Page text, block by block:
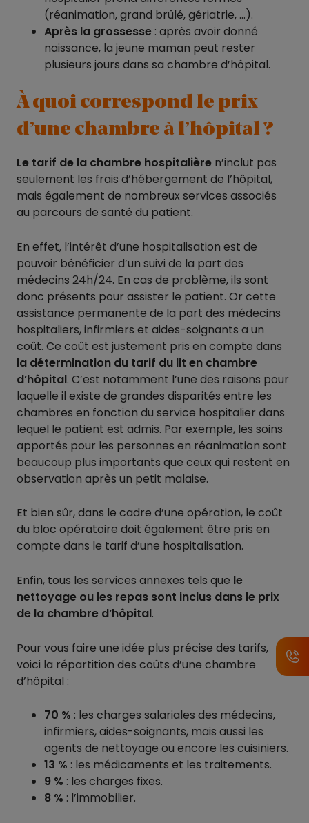
(réanimation, grand brûlé, gériatrie, …).
Après la grossesse : après avoir donné
naissance, la jeune maman peut rester
plusieurs jours dans sa chambre d’hôpital.
À quoi correspond le prix
d’une chambre à l’hôpital ?
Le tarif de la chambre hospitalière n’inclut pas
seulement les frais d’hébergement de l’hôpital,
mais également de nombreux services associés
au parcours de santé du patient.
En effet, l’intérêt d’une hospitalisation est de
pouvoir bénéficier d’un suivi de la part des
médecins 24h/24. En cas de problème, ils sont
donc présents pour assister le patient. Or cette
assistance permanente de la part des médecins
hospitaliers, infirmiers et aides-soignants a un
coût. Ce coût est justement pris en compte dans
la détermination du tarif du lit en chambre
d’hôpital. C’est notamment l’une des raisons pour
laquelle il existe de grandes disparités entre les
chambres en fonction du service hospitalier dans
lequel le patient est admis. Par exemple, les soins
apportés pour les personnes en réanimation sont
beaucoup plus importants que ceux qui restent en
observation après un petit malaise.
Et bien sûr, dans le cadre d’une opération, le coût
du bloc opératoire doit également être pris en
compte dans le tarif d’une hospitalisation.
Enfin, tous les services annexes tels que le
nettoyage ou les repas sont inclus dans le prix
de la chambre d’hôpital.
Pour vous faire une idée plus précise des tarifs,
voici la répartition des coûts d’une chambre
d’hôpital :
70 % : les charges salariales des médecins,
infirmiers, aides-soignants, mais aussi les
agents de nettoyage ou encore les cuisiniers.
13 % : les médicaments et les traitements.
9 % : les charges fixes.
8 % : l’immobilier.